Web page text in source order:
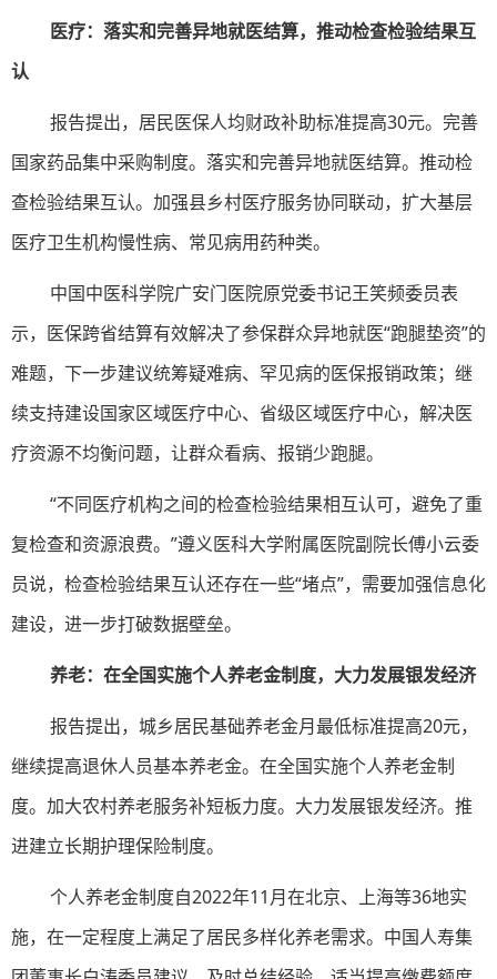
医疗：落实和完善异地就医结算，推动检查检验结果互
认
报告提出，居民医保人均财政补助标准提高30元。完善
国家药品集中采购制度。落实和完善异地就医结算。推动检
查检验结果互认。加强县乡村医疗服务协同联动，扩大基层
医疗卫生机构慢性病、常见病用药种类。
中国中医科学院广安门医院原党委书记王笑频委员表
示，医保跨省结算有效解决了参保群众异地就医“跑腿垫资”的
难题，下一步建议统筹疑难病、罕见病的医保报销政策；继
续支持建设国家区域医疗中心、省级区域医疗中心，解决医
疗资源不均衡问题，让群众看病、报销少跑腿。
“不同医疗机构之间的检查检验结果相互认可，避免了重
复检查和资源浪费。”遵义医科大学附属医院副院长傅小云委
员说，检查检验结果互认还存在一些“堵点”，需要加强信息化
建设，进一步打破数据壁垒。
养老：在全国实施个人养老金制度，大力发展银发经济
报告提出，城乡居民基础养老金月最低标准提高20元，
继续提高退休人员基本养老金。在全国实施个人养老金制
度。加大农村养老服务补短板力度。大力发展银发经济。推
进建立长期护理保险制度。
个人养老金制度自2022年11月在北京、上海等36地实
施，在一定程度上满足了居民多样化养老需求。中国人寿集